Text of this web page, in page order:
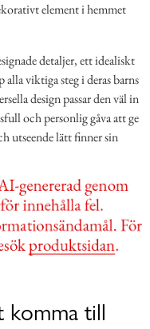
element i hemmet
detaljer, ett idealiskt
viktiga steg i deras barns
design passar den väl in
och personlig gåva att ge
utseende lätt finner sin
till